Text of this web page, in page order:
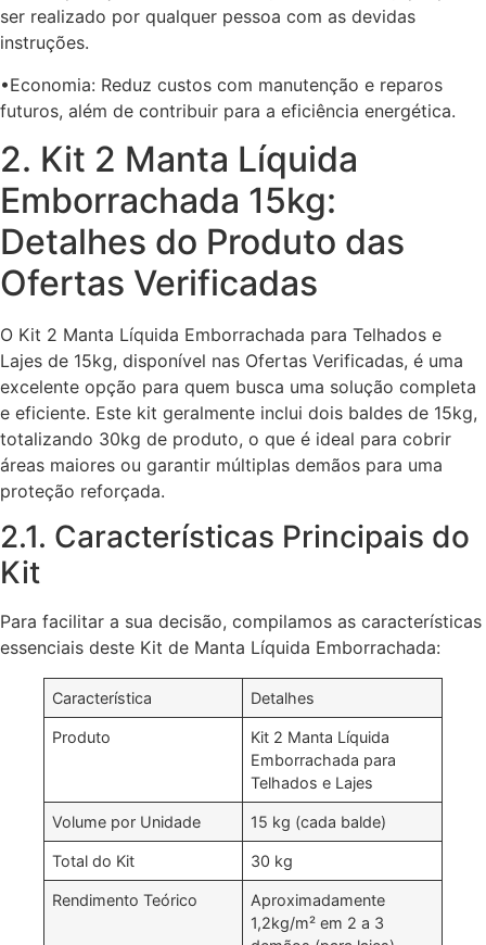
ser realizado por qualquer pessoa com as devidas
instruções.
•Economia: Reduz custos com manutenção e reparos
futuros, além de contribuir para a eficiência energética.
2. Kit 2 Manta Líquida
Emborrachada 15kg:
Detalhes do Produto das
Ofertas Verificadas
O Kit 2 Manta Líquida Emborrachada para Telhados e
Lajes de 15kg, disponível nas Ofertas Verificadas, é uma
excelente opção para quem busca uma solução completa
e eficiente. Este kit geralmente inclui dois baldes de 15kg,
totalizando 30kg de produto, o que é ideal para cobrir
áreas maiores ou garantir múltiplas demãos para uma
proteção reforçada.
2.1. Características Principais do
Kit
Para facilitar a sua decisão, compilamos as características
essenciais deste Kit de Manta Líquida Emborrachada:
Característica Detalhes
Produto
Kit 2 Manta Líquida
Emborrachada para
Telhados e Lajes
Volume por Unidade 15 kg (cada balde)
Total do Kit 30 kg
Rendimento Teórico
Aproximadamente
1,2kg/m² em 2 a 3